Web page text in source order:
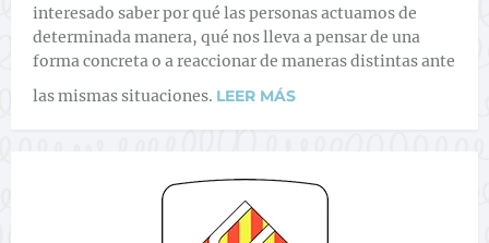
interesado saber por qué las personas actuamos de
determinada manera, qué nos lleva a pensar de una
forma concreta o a reaccionar de maneras distintas ante
las mismas situaciones. LEER MÁS